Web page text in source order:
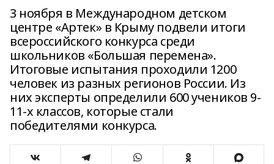
3 ноября в Международном детском
центре «Артек» в Крыму подвели итоги
всероссийского конкурса среди
школьников «Большая перемена».
Итоговые испытания проходили 1200
человек из разных регионов России. Из
них эксперты определили 600 учеников 9-
11-х классов, которые стали
победителями конкурса.